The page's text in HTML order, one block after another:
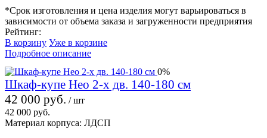
*Срок изготовления и цена изделия могут варьироваться в
зависимости от объема заказа и загруженности предприятия
Рейтинг:
В корзину Уже в корзине
Подробное описание
0%
Шкаф-купе Нео 2-х дв. 140-180 см
42 000 руб. / шт
42 000 руб.
Материал корпуса: ЛДСП